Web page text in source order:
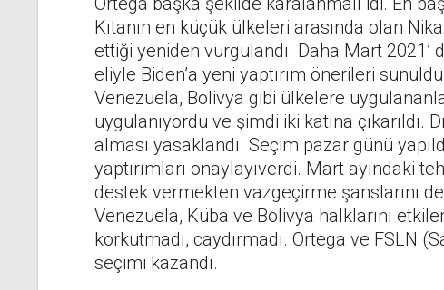
Kıtanın en küçük ülkeleri arasında olan
ettiği yeniden vurgulandı. Daha Mart
eliyle Biden’a yeni yaptırım önerileri
Venezuela, Bolivya gibi ülkelere
uygulanıyordu ve şimdi iki katına çıkarıldı.
alması yasaklandı. Seçim pazar günü
yaptırımları onaylayıverdi. Mart ayındaki
destek vermekten vazgeçirme şanslarını
Venezuela, Küba ve Bolivya halklarını
korkutmadı, caydırmadı. Ortega ve FSLN
seçimi kazandı.